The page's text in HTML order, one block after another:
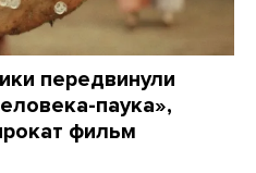
передвинули
паука»,
фильм